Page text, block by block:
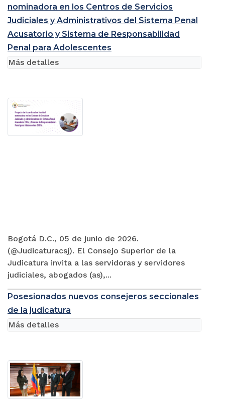
nominadora en los Centros de Servicios
Judiciales y Administrativos del Sistema Penal
Acusatorio y Sistema de Responsabilidad
Penal para Adolescentes
Bogotá D.C., 05 de junio de 2026.
(@Judicaturacsj). El Consejo Superior de la
Judicatura invita a las servidoras y servidores
judiciales, abogados (as),...
Más detalles
Posesionados nuevos consejeros seccionales
de la judicatura
Más detalles